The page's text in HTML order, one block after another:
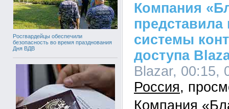
Росгвардейцы обеспечили
безопасность во время празднования
Дня ВДВ
Компания
системы
доступа
Blazar, 00:15,
Россия
Компания